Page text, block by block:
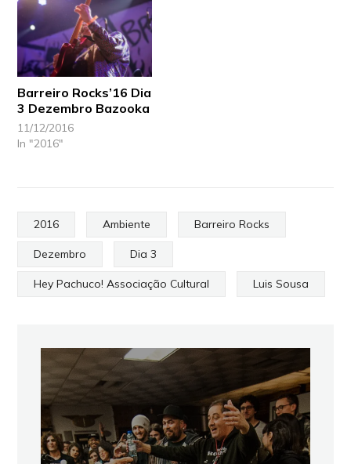
Barreiro Rocks’16 Dia
3 Dezembro Bazooka
11/12/2016
In "2016"
2016 Ambiente Barreiro Rocks
Dezembro Dia 3
Hey Pachuco! Associação Cultural Luis Sousa